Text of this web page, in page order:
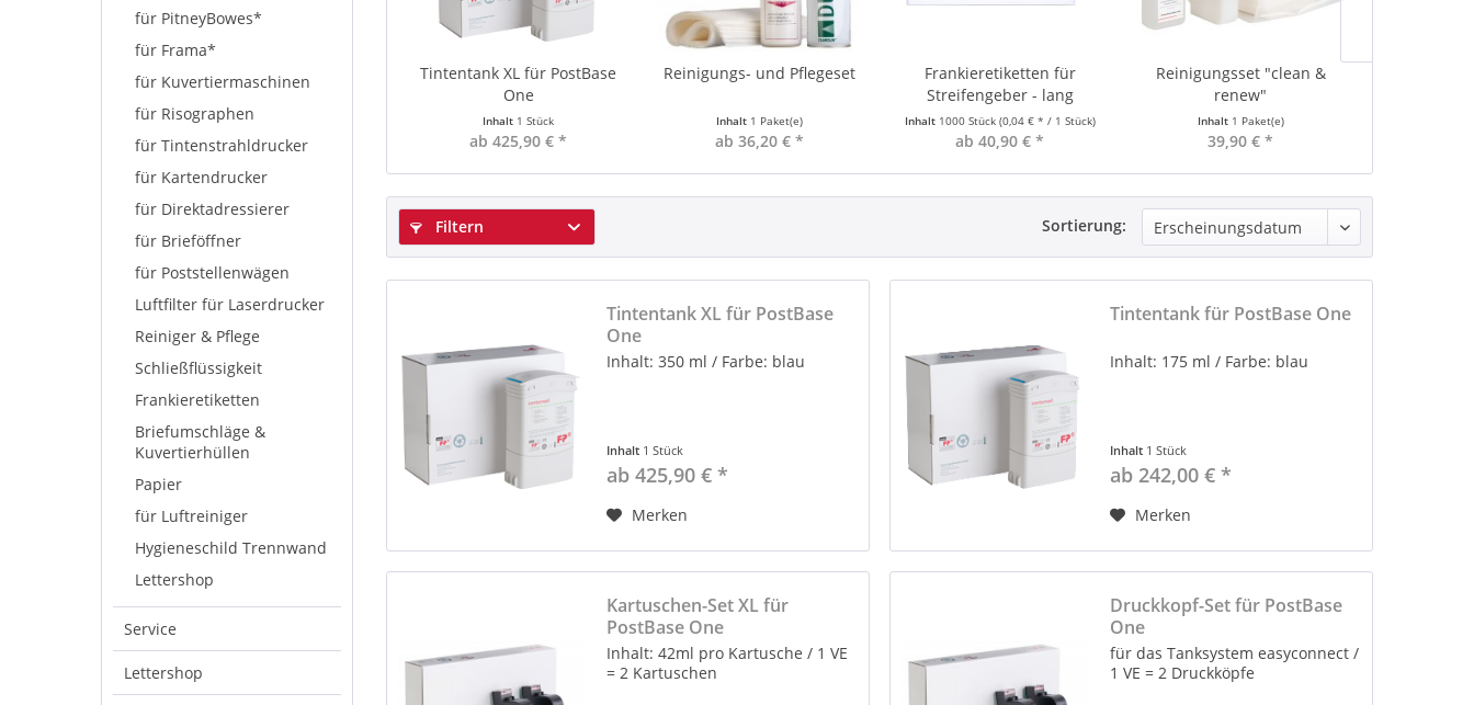
für PitneyBowes*
für Frama*
für Kuvertiermaschinen
für Risographen
für Tintenstrahldrucker
für Kartendrucker
für Direktadressierer
für Brieföffner
für Poststellenwägen
Luftfilter für Laserdrucker
Reiniger & Pflege
Schließflüssigkeit
Frankieretiketten
Briefumschläge &
Kuvertierhüllen
Papier
für Luftreiniger
Hygieneschild Trennwand
Lettershop
Service
Lettershop
Tintentank XL für PostBase
One
Inhalt 1 Stück
ab 425,90 € *
Reinigungs- und Pflegeset
Inhalt 1 Paket(e)
ab 36,20 € *
Frankieretiketten für
Streifengeber - lang
Inhalt 1000 Stück (0,04 € * / 1 Stück)
ab 40,90 € *
Reinigungsset "clean &
renew"
Inhalt 1 Paket(e)
39,90 € *
Filtern Sortierung:
Tintentank XL für PostBase
One
Inhalt: 350 ml / Farbe: blau
Inhalt 1 Stück
ab 425,90 € *
Merken
Tintentank für PostBase One
Inhalt: 175 ml / Farbe: blau
Inhalt 1 Stück
ab 242,00 € *
Merken
Kartuschen-Set XL für
PostBase One
Inhalt: 42ml pro Kartusche / 1 VE
= 2 Kartuschen
Druckkopf-Set für PostBase
One
für das Tanksystem easyconnect /
1 VE = 2 Druckköpfe